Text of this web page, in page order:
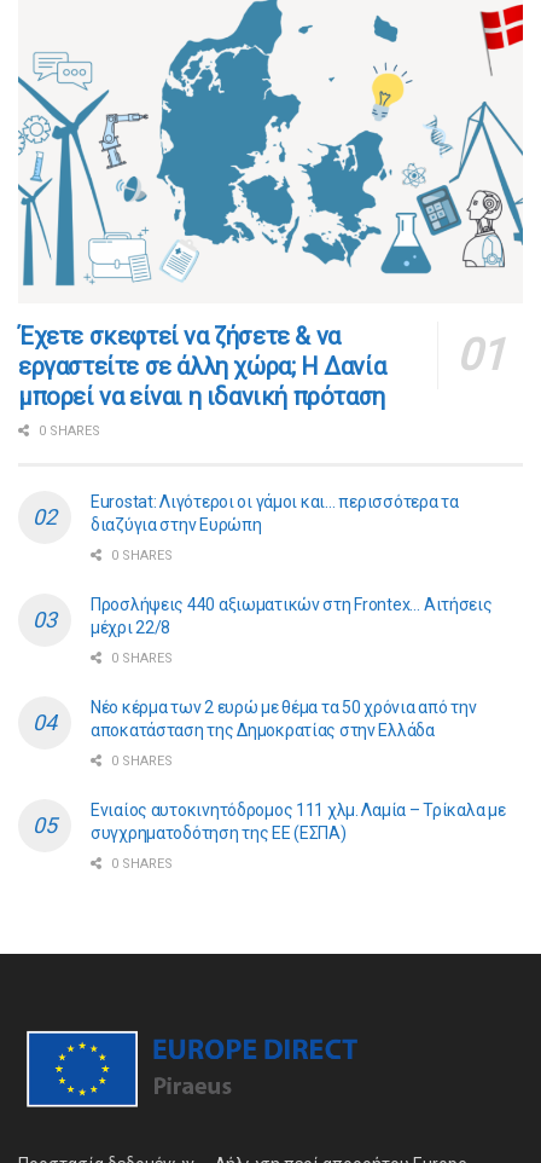
​​Έχετε σκεφτεί να ζήσετε & να
εργαστείτε σε άλλη χώρα; Η Δανία
μπορεί να είναι η ιδανική πρόταση
0 SHARES
Eurostat: Λιγότεροι οι γάμοι και… περισσότερα τα
διαζύγια στην Ευρώπη
0 SHARES
Προσλήψεις 440 αξιωματικών στη Frontex… Αιτήσεις
μέχρι 22/8
0 SHARES
Νέο κέρμα των 2 ευρώ με θέμα τα 50 χρόνια από την
αποκατάσταση της Δημοκρατίας στην Ελλάδα
0 SHARES
Ενιαίος αυτοκινητόδρομος 111 χλμ. Λαμία – Τρίκαλα με
συγχρηματοδότηση της ΕE (ΕΣΠΑ)
0 SHARES